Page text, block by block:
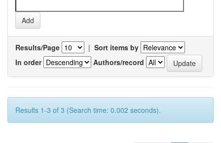
Results/Page | Sort items by
In order
Authors/record
Results 1-3 of 3 (Search time: 0.002 seconds).